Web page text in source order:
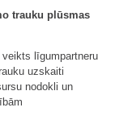
trauku plūsmas
līgumpartneru
uzskaiti
nodokli un